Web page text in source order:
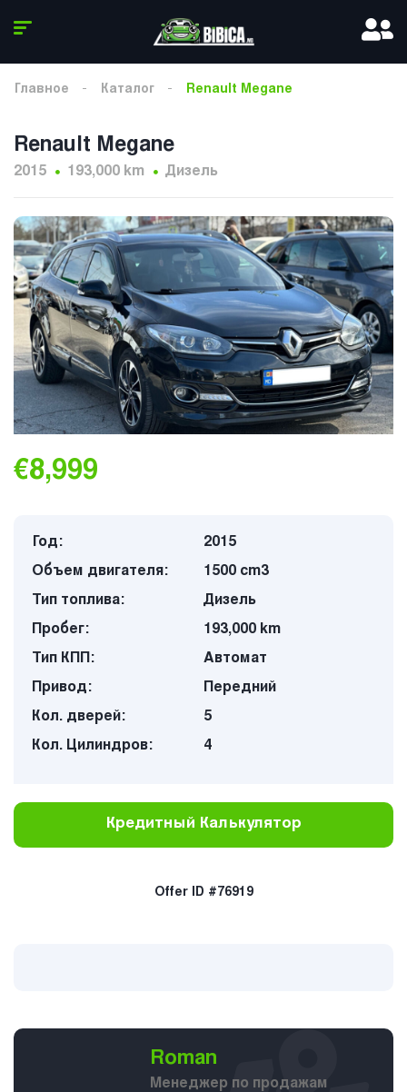
Главное Каталог Renault Megane
Renault Megane
2015 193,000 km Дизель
€8,999
Год:
2015
Объем двигателя:
1500 cm3
Тип топлива:
Дизель
Пробег:
193,000 km
Тип КПП:
Автомат
Привод:
Передний
Кол. дверей:
5
Кол. Цилиндров:
4
Кредитный Калькулятор
Offer ID #76919
Roman
Менеджер по продажам